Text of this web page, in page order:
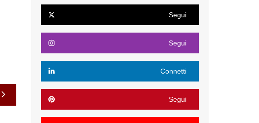
Segui
Segui
Connetti
Segui